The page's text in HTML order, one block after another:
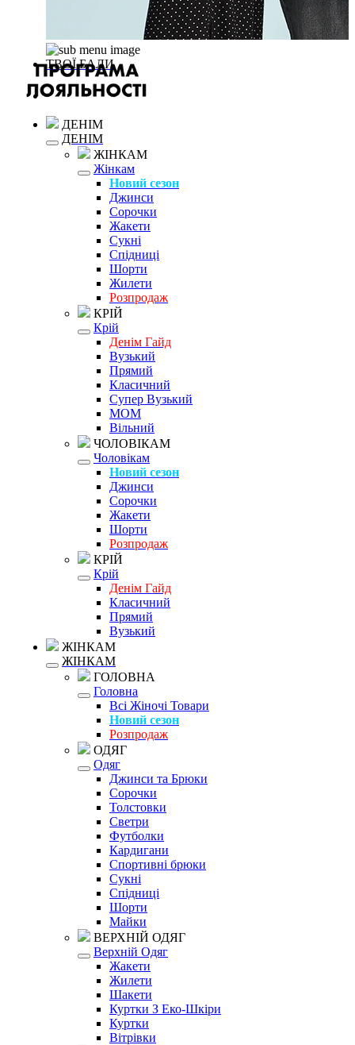
ТВОЇ БАЛИ
ДЕНІМ
ДЕНІМ
ЖІНКАМ
Жінкам
Новий сезон
Джинси
Сорочки
Жакети
Сукні
Спідниці
Шорти
Жилети
Розпродаж
КРІЙ
Крій
Денім Гайд
Вузький
Прямий
Класичний
Супер Вузький
MOM
Вільний
ЧОЛОВІКАМ
Чоловікам
Новий сезон
Джинси
Сорочки
Жакети
Шорти
Розпродаж
КРІЙ
Крій
Денім Гайд
Класичний
Прямий
Вузький
ЖІНКАМ
ЖІНКАМ
ГОЛОВНА
Головна
Всі Жіночі Товари
Новий сезон
Розпродаж
ОДЯГ
Одяг
Джинси та Брюки
Сорочки
Толстовки
Светри
Футболки
Кардигани
Спортивні брюки
Сукні
Спідниці
Шорти
Майки
ВЕРХНІЙ ОДЯГ
Верхній Одяг
Жакети
Жилети
Шакети
Куртки З Еко-Шкіри
Куртки
Вітрівки